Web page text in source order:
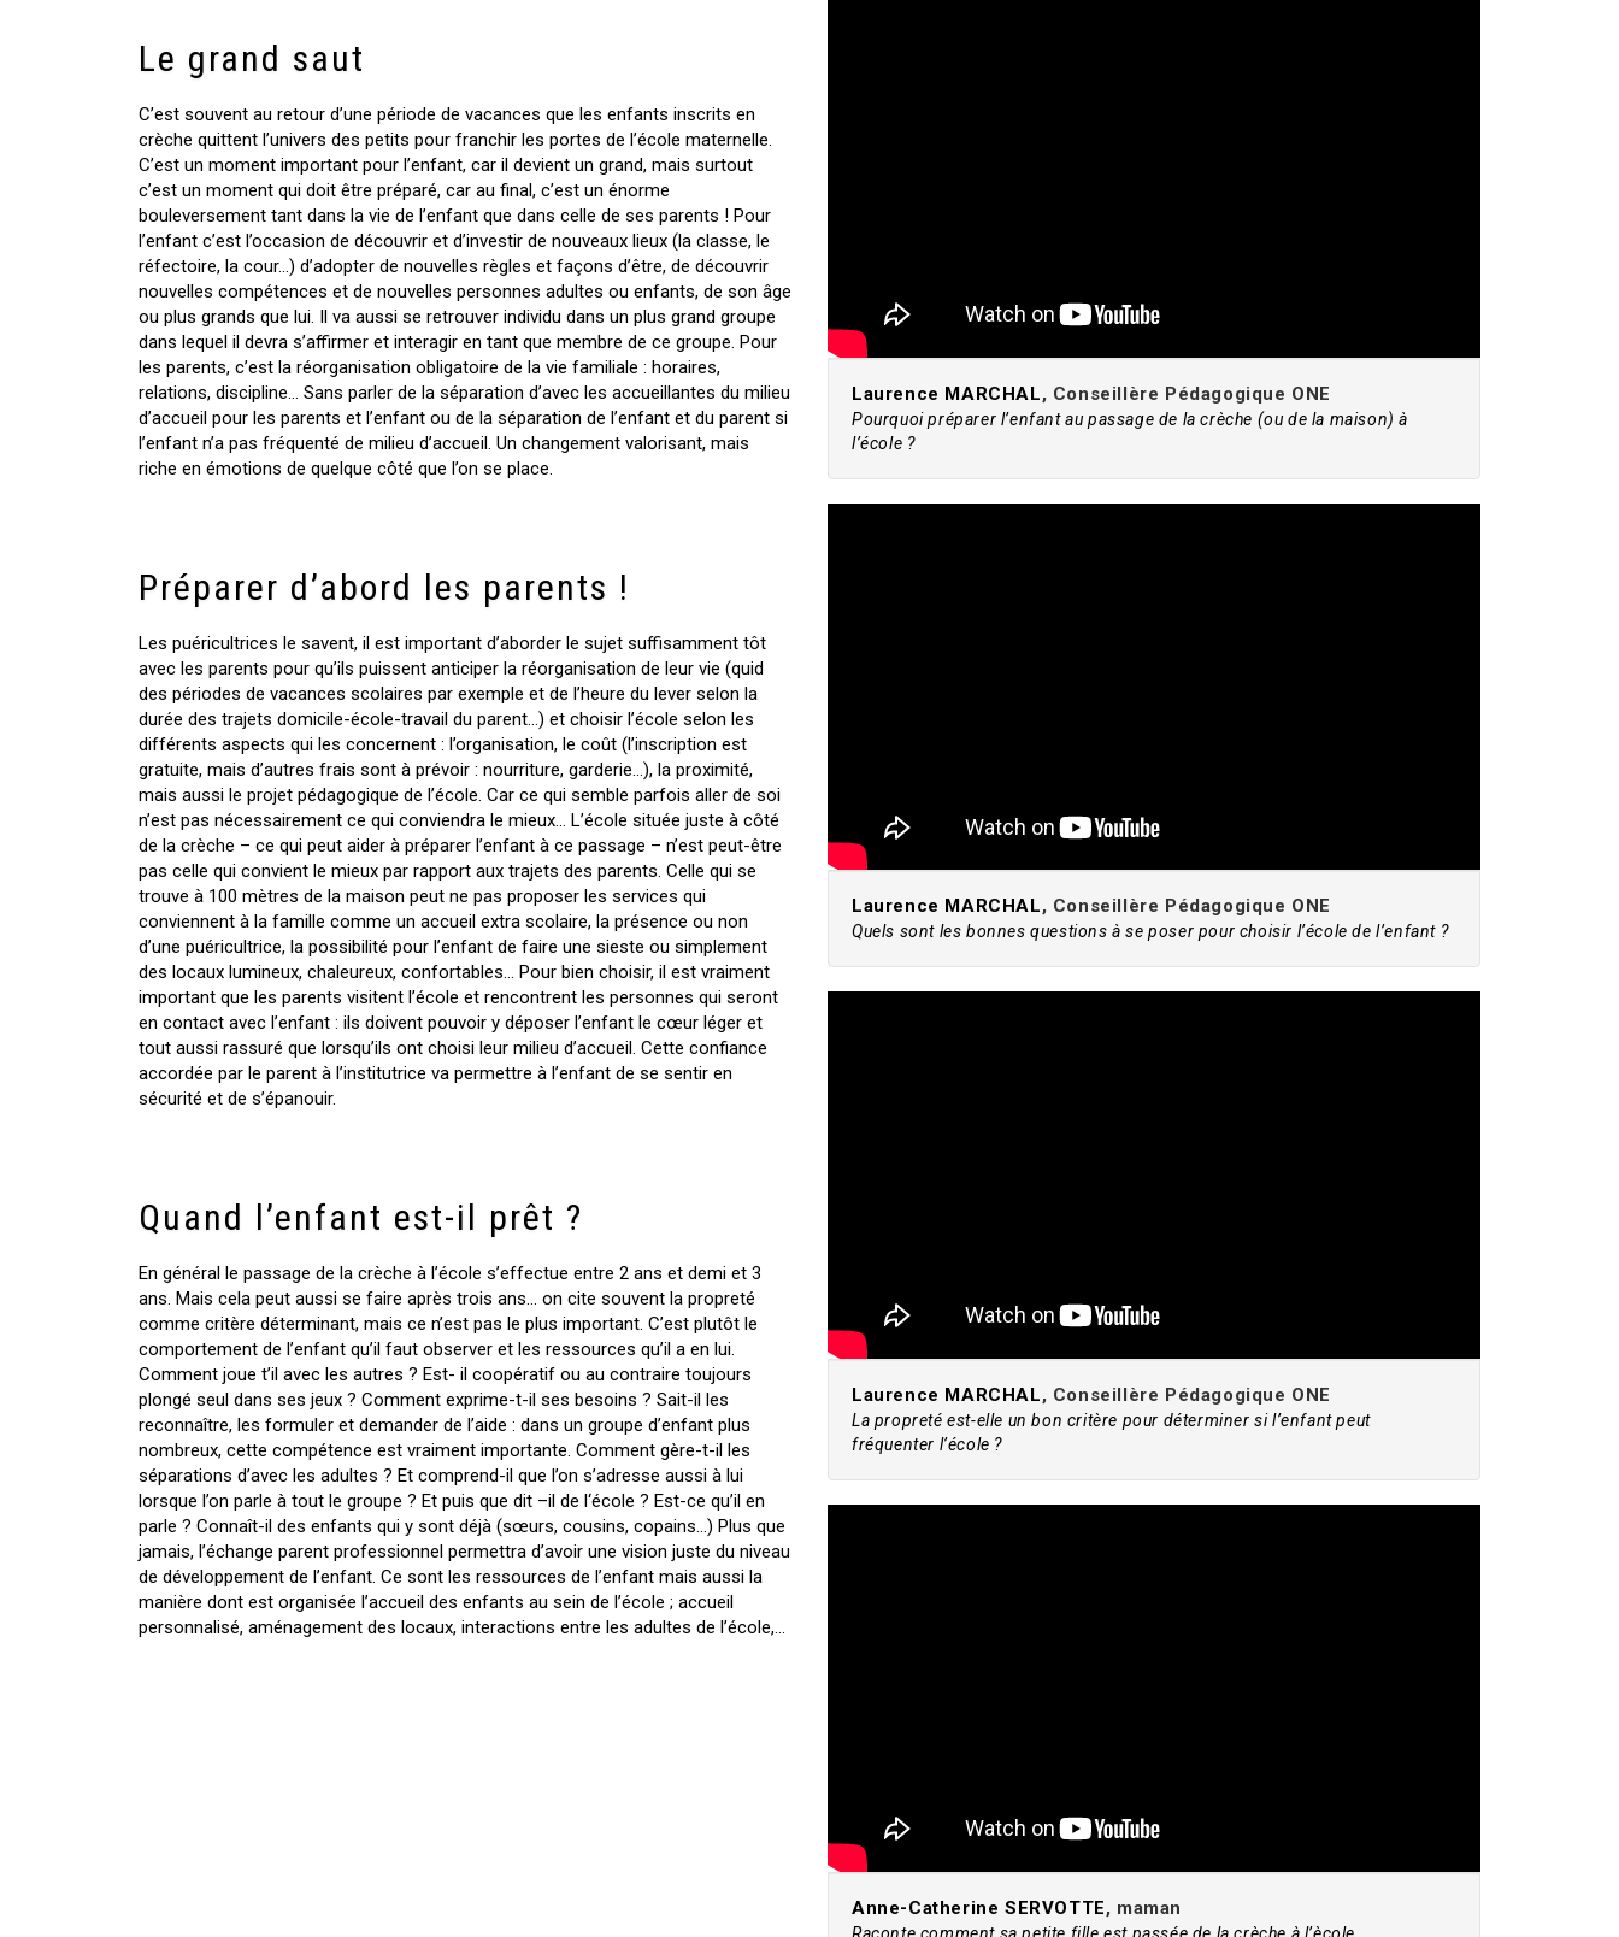
Le grand saut
C’est souvent au retour d’une période de vacances que les enfants inscrits en
crèche quittent l’univers des petits pour franchir les portes de l’école maternelle.
C’est un moment important pour l’enfant, car il devient un grand, mais surtout
c’est un moment qui doit être préparé, car au final, c’est un énorme
bouleversement tant dans la vie de l’enfant que dans celle de ses parents ! Pour
l’enfant c’est l’occasion de découvrir et d’investir de nouveaux lieux (la classe, le
réfectoire, la cour…) d’adopter de nouvelles règles et façons d’être, de découvrir
nouvelles compétences et de nouvelles personnes adultes ou enfants, de son âge
ou plus grands que lui. Il va aussi se retrouver individu dans un plus grand groupe
dans lequel il devra s’affirmer et interagir en tant que membre de ce groupe. Pour
les parents, c’est la réorganisation obligatoire de la vie familiale : horaires,
relations, discipline… Sans parler de la séparation d’avec les accueillantes du milieu
d’accueil pour les parents et l’enfant ou de la séparation de l’enfant et du parent si
l’enfant n’a pas fréquenté de milieu d’accueil. Un changement valorisant, mais
riche en émotions de quelque côté que l’on se place.
Préparer d’abord les parents !
Les puéricultrices le savent, il est important d’aborder le sujet suffisamment tôt
avec les parents pour qu’ils puissent anticiper la réorganisation de leur vie (quid
des périodes de vacances scolaires par exemple et de l’heure du lever selon la
durée des trajets domicile-école-travail du parent…) et choisir l’école selon les
différents aspects qui les concernent : l’organisation, le coût (l’inscription est
gratuite, mais d’autres frais sont à prévoir : nourriture, garderie…), la proximité,
mais aussi le projet pédagogique de l’école. Car ce qui semble parfois aller de soi
n’est pas nécessairement ce qui conviendra le mieux… L’école située juste à côté
de la crèche – ce qui peut aider à préparer l’enfant à ce passage – n’est peut-être
pas celle qui convient le mieux par rapport aux trajets des parents. Celle qui se
trouve à 100 mètres de la maison peut ne pas proposer les services qui
conviennent à la famille comme un accueil extra scolaire, la présence ou non
d’une puéricultrice, la possibilité pour l’enfant de faire une sieste ou simplement
des locaux lumineux, chaleureux, confortables… Pour bien choisir, il est vraiment
important que les parents visitent l’école et rencontrent les personnes qui seront
en contact avec l’enfant : ils doivent pouvoir y déposer l’enfant le cœur léger et
tout aussi rassuré que lorsqu’ils ont choisi leur milieu d’accueil. Cette confiance
accordée par le parent à l’institutrice va permettre à l’enfant de se sentir en
sécurité et de s’épanouir.
Quand l’enfant est-il prêt ?
En général le passage de la crèche à l’école s’effectue entre 2 ans et demi et 3
ans. Mais cela peut aussi se faire après trois ans… on cite souvent la propreté
comme critère déterminant, mais ce n’est pas le plus important. C’est plutôt le
comportement de l’enfant qu’il faut observer et les ressources qu’il a en lui.
Comment joue t’il avec les autres ? Est- il coopératif ou au contraire toujours
plongé seul dans ses jeux ? Comment exprime-t-il ses besoins ? Sait-il les
reconnaître, les formuler et demander de l’aide : dans un groupe d’enfant plus
nombreux, cette compétence est vraiment importante. Comment gère-t-il les
séparations d’avec les adultes ? Et comprend-il que l’on s’adresse aussi à lui
lorsque l’on parle à tout le groupe ? Et puis que dit –il de l‘école ? Est-ce qu’il en
parle ? Connaît-il des enfants qui y sont déjà (sœurs, cousins, copains…) Plus que
jamais, l’échange parent professionnel permettra d’avoir une vision juste du niveau
de développement de l’enfant. Ce sont les ressources de l’enfant mais aussi la
manière dont est organisée l’accueil des enfants au sein de l’école ; accueil
personnalisé, aménagement des locaux, interactions entre les adultes de l’école,…
Laurence MARCHAL, Conseillère Pédagogique ONE
Pourquoi préparer l’enfant au passage de la crèche (ou de la maison) à
l’école ?
Laurence MARCHAL, Conseillère Pédagogique ONE
Quels sont les bonnes questions à se poser pour choisir l’école de l’enfant ?
Laurence MARCHAL, Conseillère Pédagogique ONE
La propreté est-elle un bon critère pour déterminer si l’enfant peut
fréquenter l’école ?
Anne-Catherine SERVOTTE, maman